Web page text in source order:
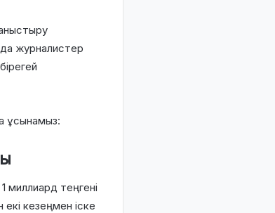
журналистер
ұсынамыз:
миллиард теңгені
кезеңмен іске